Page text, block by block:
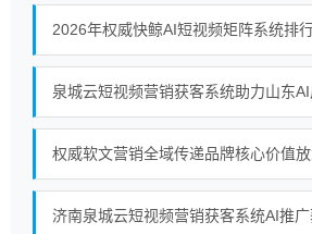
泉城云短视频营销获客系统助力山东
权威软文营销全域传递品牌核心价值
济南泉城云短视频营销获客系统AI推